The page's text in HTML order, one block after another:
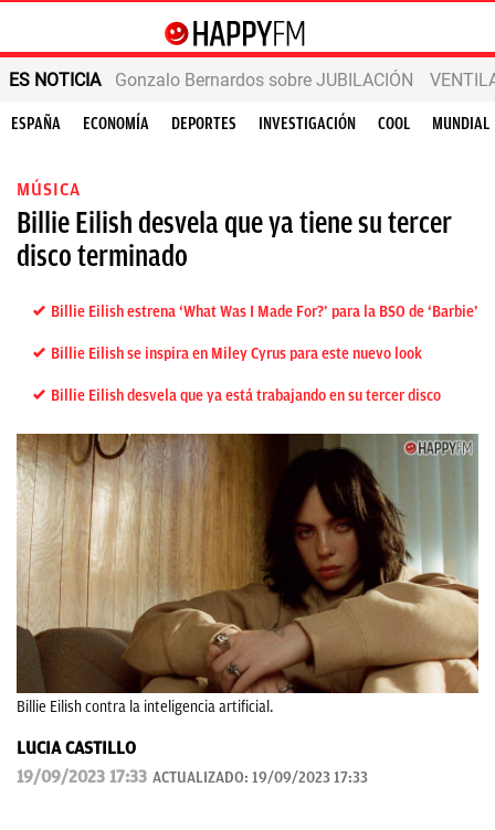
ES NOTICIA Gonzalo Bernardos sobre JUBILACIÓN
ESPAÑA ECONOMÍA DEPORTES INVESTIGACIÓN COOL MUNDIAL
MÚSICA
Billie Eilish desvela que ya tiene su tercer
disco terminado
Billie Eilish estrena ‘What Was I Made For?’ para la BSO de ‘Barbie’
Billie Eilish se inspira en Miley Cyrus para este nuevo look
Billie Eilish desvela que ya está trabajando en su tercer disco
Billie Eilish contra la inteligencia artificial.
LUCIA CASTILLO
19/09/2023 17:33 ACTUALIZADO: 19/09/2023 17:33